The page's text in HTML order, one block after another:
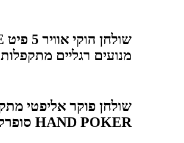
מנועים רגליים מתקפלות
HAND POKER סופרליג 15392